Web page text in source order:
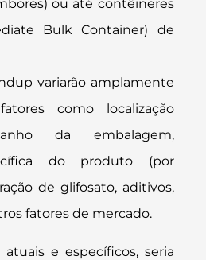
ou até contêineres
Bulk Container) de
variarão amplamente
como localização
da embalagem,
do produto (por
de glifosato, aditivos,
fatores de mercado.
e específicos, seria